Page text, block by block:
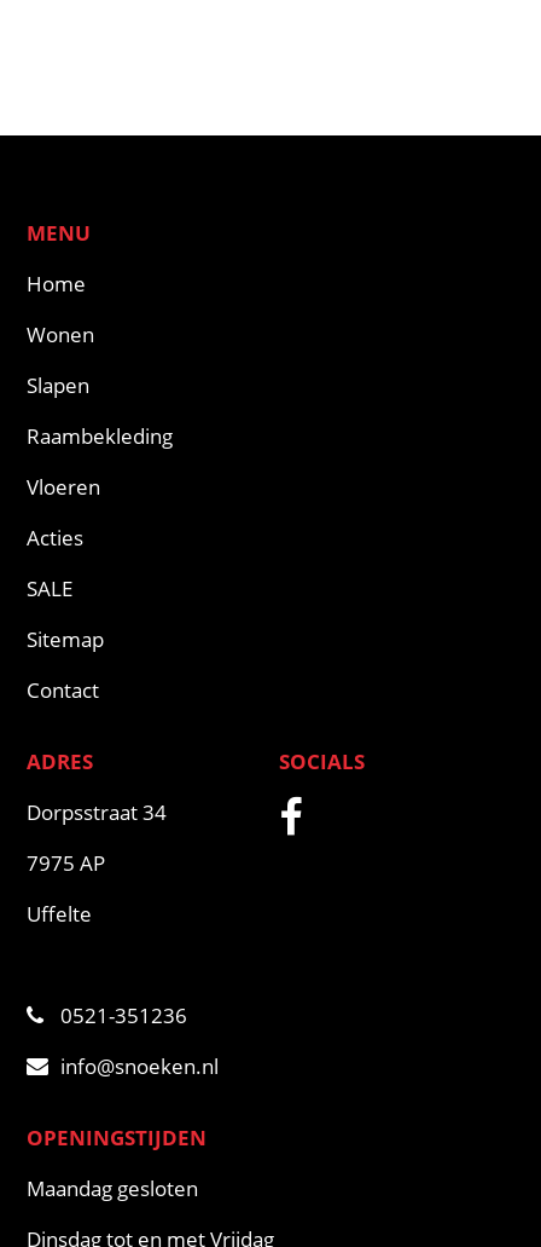
MENU
Home
Wonen
Slapen
Raambekleding
Vloeren
Acties
SALE
Sitemap
Contact
ADRES
Dorpsstraat 34
7975 AP
Uffelte
0521-351236
info@snoeken.nl
SOCIALS
OPENINGSTIJDEN
Maandag gesloten
Dinsdag tot en met Vrijdag